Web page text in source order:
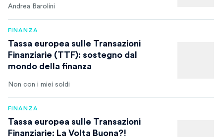
Andrea Barolini
FINANZA
Tassa europea sulle Transazioni
Finanziarie (TTF): sostegno dal
mondo della finanza
Non con i miei soldi
FINANZA
Tassa europea sulle Transazioni
Finanziarie: La Volta Buona?!